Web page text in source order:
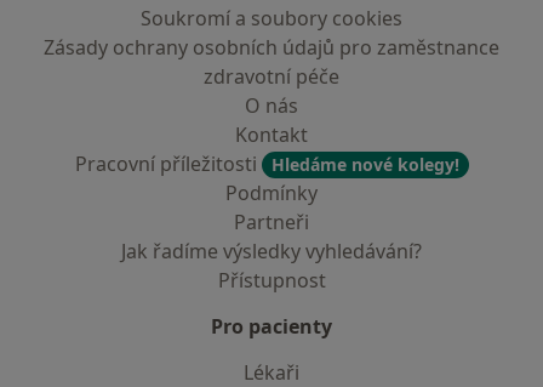
Soukromí a soubory cookies
Zásady ochrany osobních údajů pro zaměstnance
zdravotní péče
O nás
Kontakt
Pracovní příležitosti
Hledáme nové kolegy!
Podmínky
Partneři
Jak řadíme výsledky vyhledávání?
Přístupnost
Pro pacienty
Lékaři